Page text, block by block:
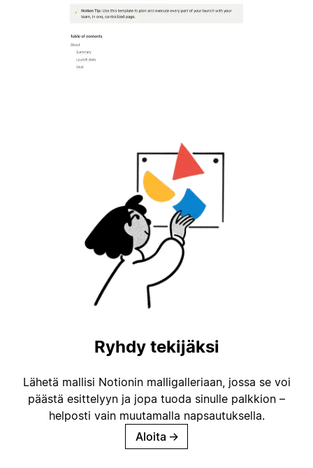
Ryhdy tekijäksi
Lähetä mallisi Notionin malligalleriaan, jossa se voi
päästä esittelyyn ja jopa tuoda sinulle palkkion –
helposti vain muutamalla napsautuksella.
Aloita →